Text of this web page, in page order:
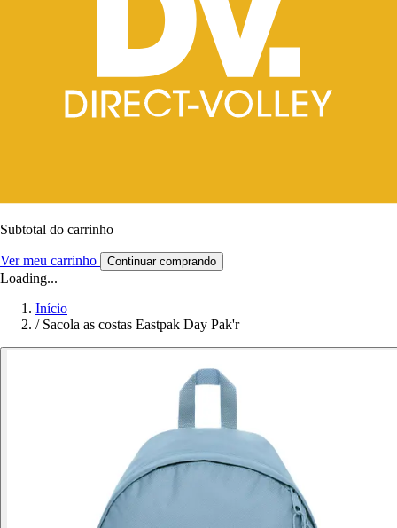
Subtotal do carrinho
Ver meu carrinho Continuar comprando
Loading...
Início
/ Sacola as costas Eastpak Day Pak'r